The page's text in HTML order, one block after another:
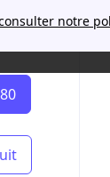
notre